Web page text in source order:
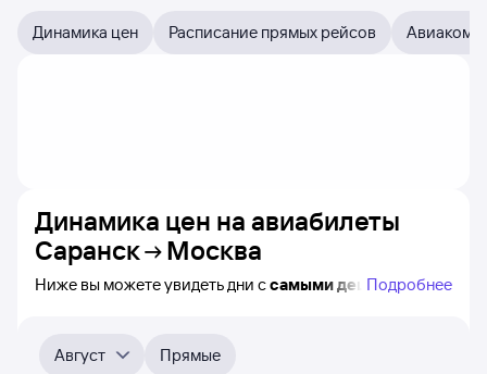
Динамика цен Расписание прямых рейсов
Динамика цен на авиабилеты
Саранск
Москва
Ниже вы можете увидеть дни ссамыми дешёвыми
на ближайшие месяцы. Выберите день, перейдите
по клику к поиску билетов на самолёт и получению
Подробнее
Август
Прямые